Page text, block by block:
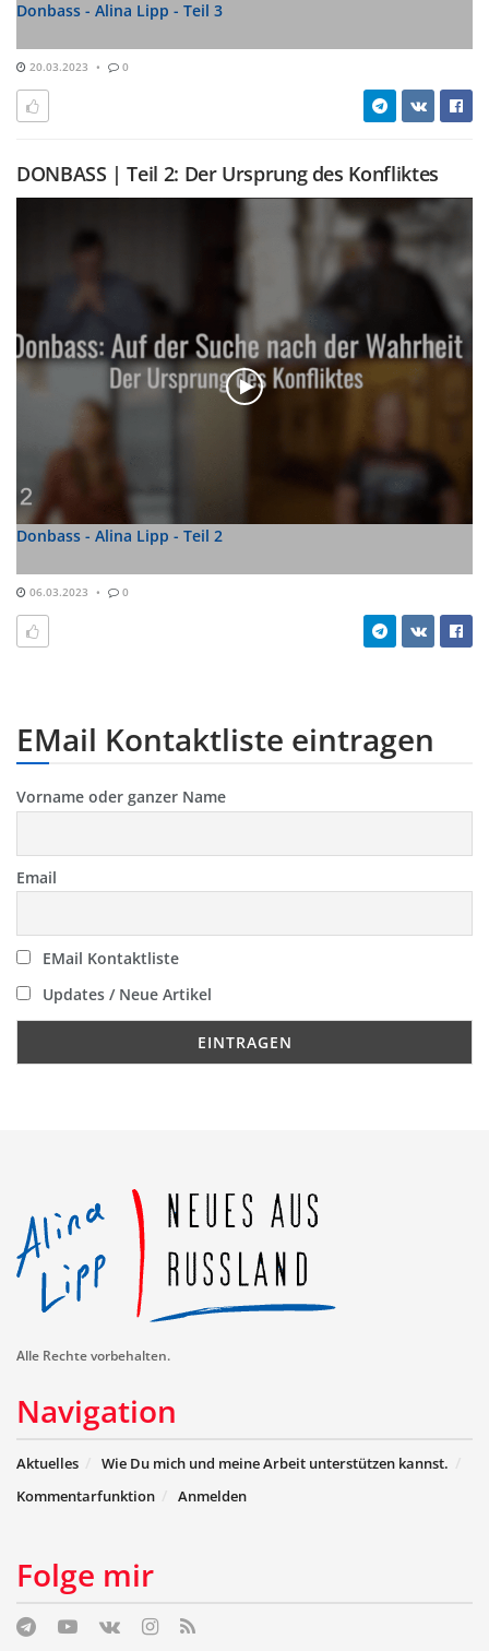
Donbass - Alina Lipp - Teil 3
20.03.2023 0
DONBASS | Teil 2: Der Ursprung des Konfliktes
Donbass - Alina Lipp - Teil 2
06.03.2023 0
EMail Kontaktliste eintragen
Vorname oder ganzer Name
Email
EMail Kontaktliste
Updates / Neue Artikel
Alle Rechte vorbehalten.
Navigation
Aktuelles
Wie Du mich und meine Arbeit unterstützen kannst.
Kommentarfunktion
Anmelden
Folge mir